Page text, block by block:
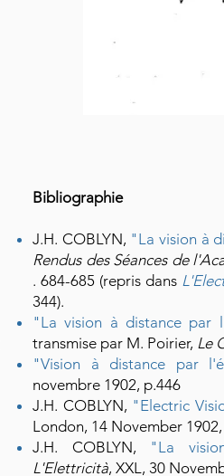
Bibliographie
J.H. COBLYN, "La vision à
Rendus des Séances de
. 684-685 (repris dans
344).
"La vision à distance par
transmise par M. Poirier, Le
"Vision à distance par
novembre 1902, p.446
J.H. COBLYN, "Electric
London, 14 November
J.H. COBLYN, "La
L'Elettricità, XXL, 30